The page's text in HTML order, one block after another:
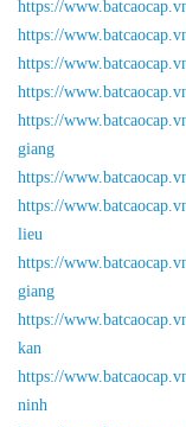
https://
https://
https://
https://
https://
giang
https://
https://
lieu
https://
giang
https://
kan
https://
ninh